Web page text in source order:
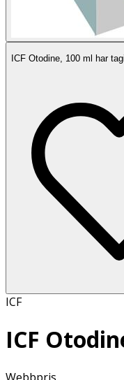
ICF Otodine, 100 ml har
ICF
ICF
Webbpris